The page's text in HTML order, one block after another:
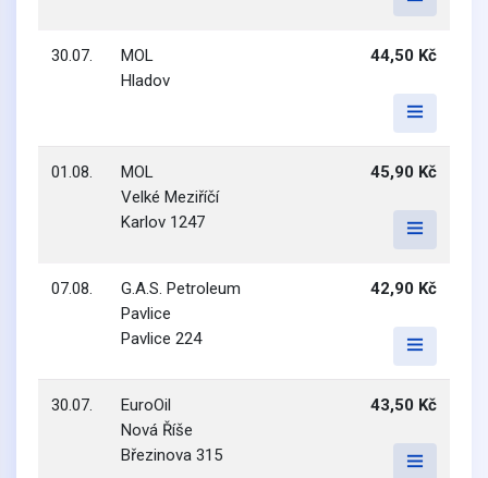
30.07.
MOL
Hladov
44,50 Kč
01.08.
MOL
Velké Meziříčí
Karlov 1247
45,90 Kč
07.08.
G.A.S. Petroleum
Pavlice
Pavlice 224
42,90 Kč
30.07.
EuroOil
Nová Říše
Březinova 315
43,50 Kč